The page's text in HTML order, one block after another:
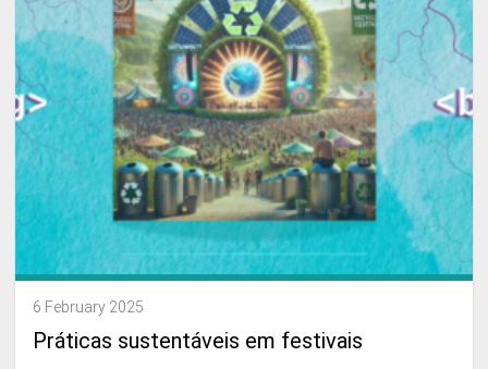
6 February 2025
Práticas sustentáveis em festivais